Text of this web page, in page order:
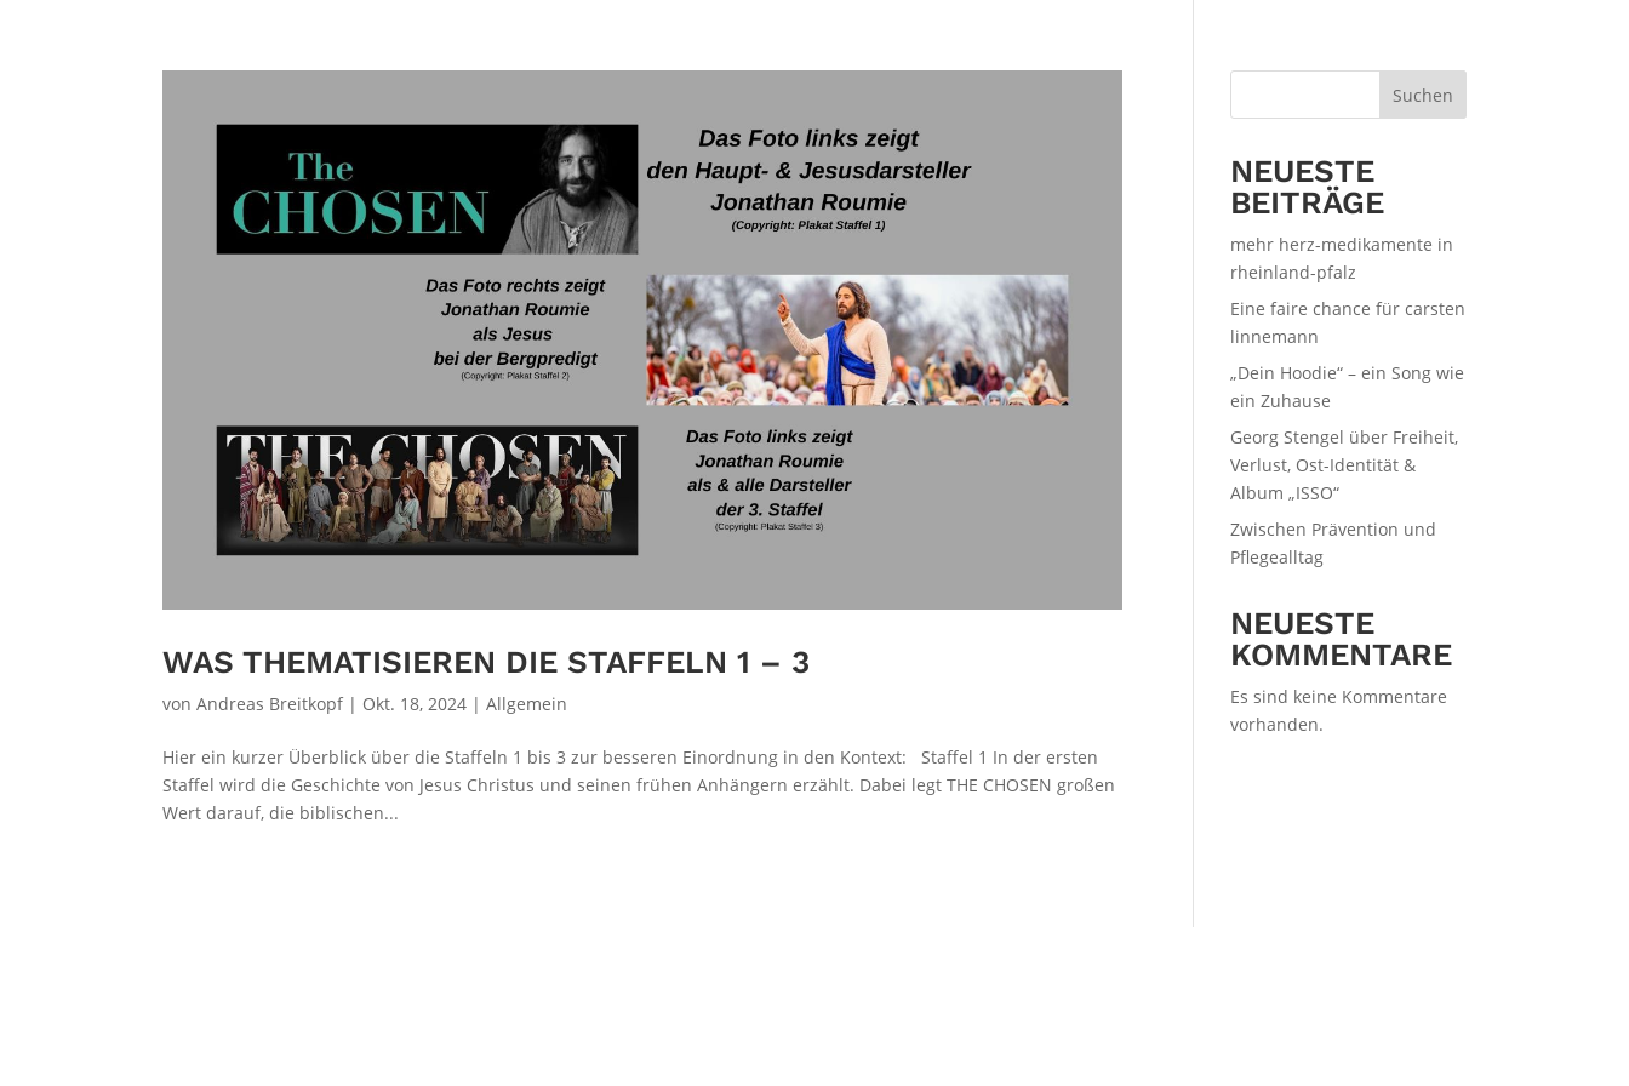
WAS THEMATISIEREN DIE STAFFELN 1 – 3
vonAndreas Breitkopf| Okt. 18, 2024 |Allgemein
Hier ein kurzer Überblick über die Staffeln 1 bis 3 zur besseren Einordnung in den Kontext: Staffel 1 In der ersten
Staffel wird die Geschichte von Jesus Christus und seinen frühen Anhängern erzählt. Dabei legt THE CHOSEN großen
Wert darauf, die biblischen...
Suchen
NEUESTE
BEITRÄGE
mehr herz-medikamente in
rheinland-pfalz
Eine faire chance für carsten
linnemann
„Dein Hoodie“ – ein Song wie
ein Zuhause
Georg Stengel über Freiheit,
Verlust, Ost-Identität &
Album „ISSO“
Zwischen Prävention und
Pflegealltag
NEUESTE
KOMMENTARE
Es sind keine Kommentare
vorhanden.